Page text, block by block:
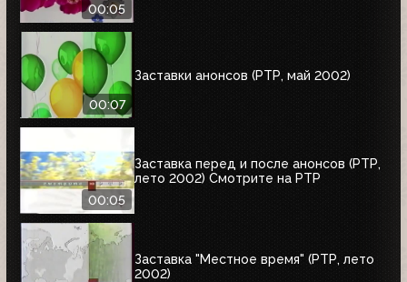
00:05
00:07
Заставки анонсов (РТР, май 2002)
00:05
Заставка перед и после анонсов (РТР,
лето 2002) Смотрите на РТР
Заставка "Местное время" (РТР, лето
2002)